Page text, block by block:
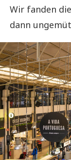
Wir fanden
dann